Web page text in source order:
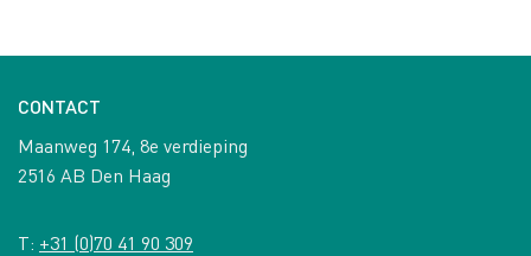
CONTACT
Maanweg 174, 8e verdieping
2516 AB Den Haag
T: +31 (0)70 41 90 309